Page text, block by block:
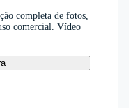
completa de fotos,
comercial. Vídeo